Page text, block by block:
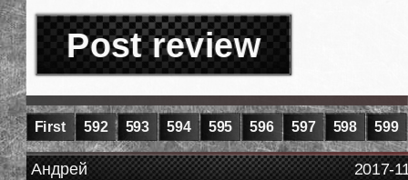
Post review
First 592 593 594 595 596 597 598 599
2017-
Андрей